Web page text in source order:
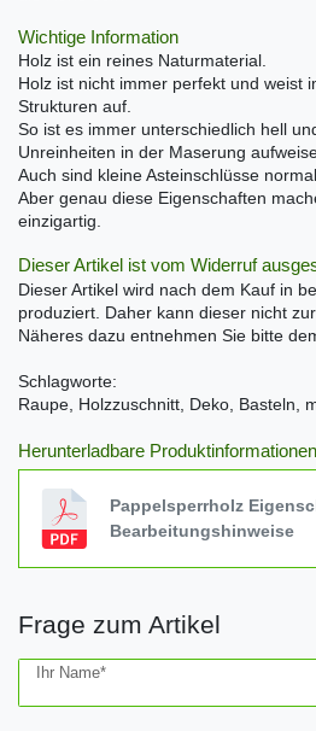
Wichtige Information
Holz ist ein reines Naturmaterial.
Holz ist nicht immer perfekt und weist
Strukturen auf.
So ist es immer unterschiedlich hell
Unreinheiten in der Maserung
Auch sind kleine Asteinschlüsse
Aber genau diese Eigenschaften
einzigartig.
Dieser Artikel ist vom Widerruf
Dieser Artikel wird nach dem Kauf in
produziert. Daher kann dieser nicht
Näheres dazu entnehmen Sie bitte
Schlagworte:
Raupe, Holzzuschnitt, Deko, Basteln,
Herunterladbare Produktinformationen
Pappelsperrholz
Bearbeitungshinweise
Frage zum Artikel
Ihr Name*